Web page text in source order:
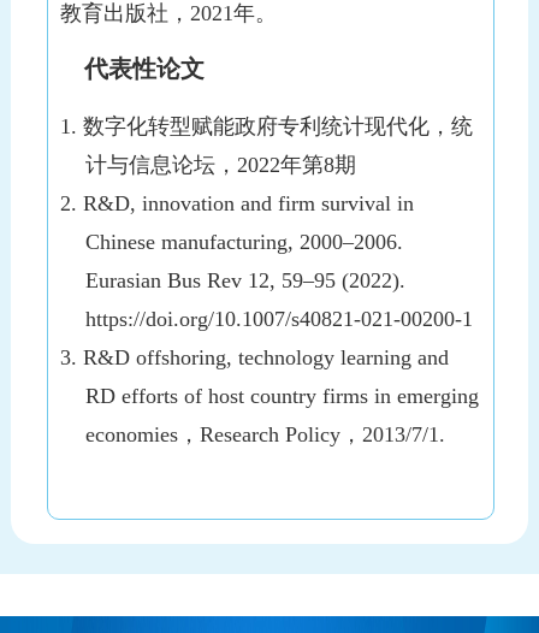
教育出版社 ， 2021年。
代表性论文
1. 数字化转型赋能政府专利统计现代化，统
计与信息论坛， 2022年第8期
2. R&D, innovation and firm survival in
Chinese manufacturing, 2000–2006.
Eurasian Bus Rev 12, 59–95 (2022).
https://doi.org/10.1007/s40821-021-00200-1
3. R&D offshoring, technology learning and
RD efforts of host country firms in emerging
economies， Research Policy， 2013/7/1.